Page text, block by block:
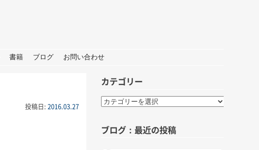
書籍 ブログ お問い合わせ
投稿日: 2016.03.27
カテゴリー
カ
テ
リ
ブログ：最近の投稿